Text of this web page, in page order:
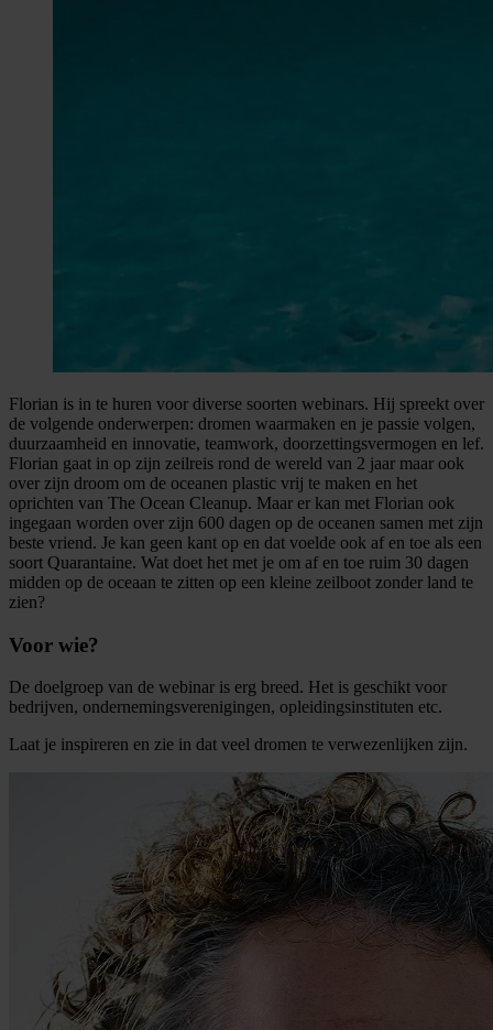
Florian is in te huren voor diverse soorten webinars. Hij spreekt over
de volgende onderwerpen: dromen waarmaken en je passie volgen,
duurzaamheid en innovatie, teamwork, doorzettingsvermogen en lef.
Florian gaat in op zijn zeilreis rond de wereld van 2 jaar maar ook
over zijn droom om de oceanen plastic vrij te maken en het
oprichten van The Ocean Cleanup. Maar er kan met Florian ook
ingegaan worden over zijn 600 dagen op de oceanen samen met zijn
beste vriend. Je kan geen kant op en dat voelde ook af en toe als een
soort Quarantaine. Wat doet het met je om af en toe ruim 30 dagen
midden op de oceaan te zitten op een kleine zeilboot zonder land te
zien?
Voor wie?
De doelgroep van de webinar is erg breed. Het is geschikt voor
bedrijven, ondernemingsverenigingen, opleidingsinstituten etc.
Laat je inspireren en zie in dat veel dromen te verwezenlijken zijn.